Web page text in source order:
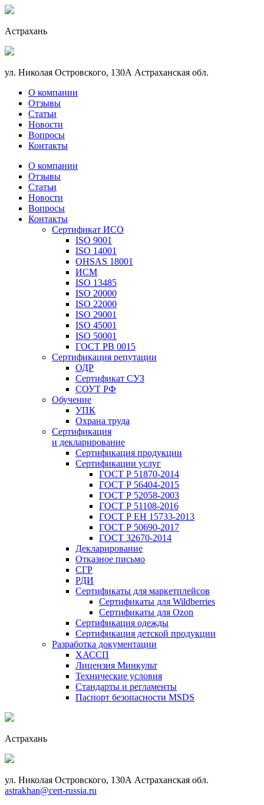
Астрахань
ул. Николая Островского, 130А Астраханская обл.
О компании
Отзывы
Статьи
Новости
Вопросы
Контакты
О компании
Отзывы
Статьи
Новости
Вопросы
Контакты
Сертификат ИСО
ISO 9001
ISO 14001
OHSAS 18001
ИСМ
ISO 13485
ISO 20000
ISO 22000
ISO 29001
ISO 45001
ISO 50001
ГОСТ РВ 0015
Сертификация репутации
ОДР
Сертификат СУЗ
СОУТ РФ
Обучение
УПК
Охрана труда
Сертификация
и декларирование
Сертификация продукции
Сертификации услуг
ГОСТ Р 51870-2014
ГОСТ Р 56404-2015
ГОСТ Р 52058-2003
ГОСТ Р 51108-2016
ГОСТ Р ЕН 15733-2013
ГОСТ Р 50690-2017
ГОСТ 32670-2014
Декларирование
Отказное письмо
СГР
РДИ
Сертификаты для маркетплейсов
Сертификаты для Wildberries
Сертификаты для Ozon
Сертификация одежды
Сертификация детской продукции
Разработка документации
ХАССП
Лицензия Минкульт
Технические условия
Стандарты и регламенты
Паспорт безопасности MSDS
Астрахань
ул. Николая Островского, 130А Астраханская обл.
astrakhan@cert-russia.ru